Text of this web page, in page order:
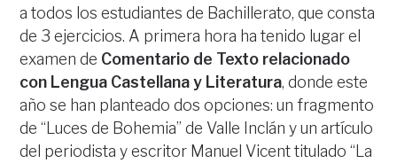
a todos los estudiantes de Bachillerato, que consta
de 3 ejercicios. A primera hora ha tenido lugar el
examen de Comentario de Texto relacionado
con Lengua Castellana y Literatura, donde este
año se han planteado dos opciones: un fragmento
de “Luces de Bohemia” de Valle Inclán y un artículo
del periodista y escritor Manuel Vicent titulado “La